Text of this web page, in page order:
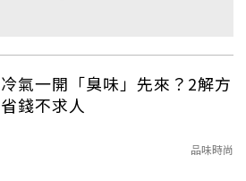
冷氣一開「臭味」先來？2解方
省錢不求人
品味時尚